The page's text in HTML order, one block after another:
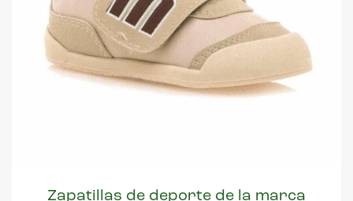
Zapatillas de deporte de la marca